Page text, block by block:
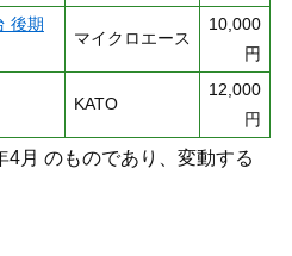
後期
マイクロエース
10,000
円
KATO
12,000
円
月 のものであり、変動する